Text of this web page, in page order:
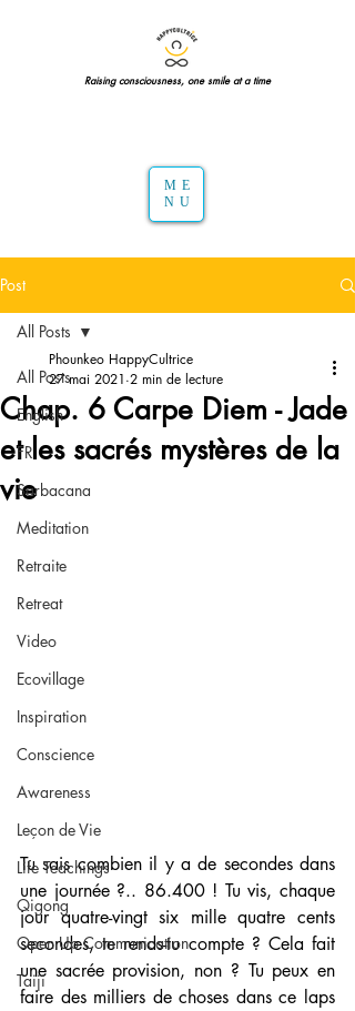
Raising consciousness, one smile at a time
ME
NU
Post
All Posts
English
FR
Sarbacana
Meditation
Retraite
Retreat
Video
Ecovillage
Inspiration
Conscience
Awareness
Leçon de Vie
Life Teachings
Qigong
Open Up Communication
Taiji
All Posts
Chap. 6 Carpe Diem - Jade
et les sacrés mystères de la
vie
Phounkeo HappyCultrice
27 mai 2021 2 min de lecture
Tu sais combien il y a de secondes dans
une journée ?.. 86.400 ! Tu vis, chaque
jour quatre-vingt six mille quatre cents
secondes, te rends-tu compte ? Cela fait
une sacrée provision, non ? Tu peux en
faire des milliers de choses dans ce laps